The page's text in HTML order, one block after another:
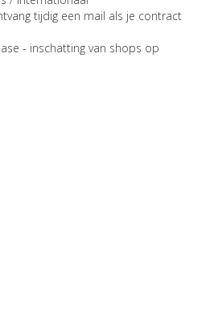
tijdig een mail als je contract
- inschatting van shops op